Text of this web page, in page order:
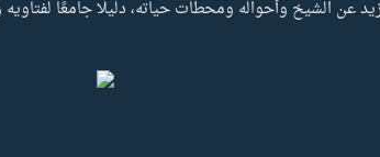
عن الشيخ وأحواله ومحطات حياته، دليلًا جامعًا لفتاويه